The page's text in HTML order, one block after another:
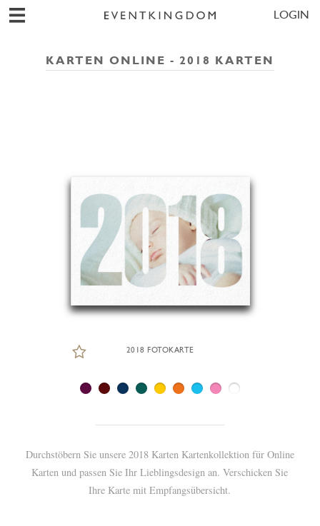
LOGIN
KARTEN ONLINE - 2018 KARTEN
2018 FOTOKARTE
Durchstöbern Sie unsere 2018 Karten Kartenkollektion für Online
Karten und passen Sie Ihr Lieblingsdesign an. Verschicken Sie
Ihre Karte mit Empfangsübersicht.